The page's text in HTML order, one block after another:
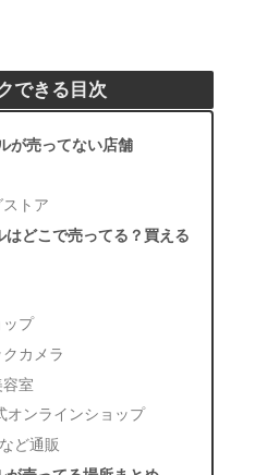
できる目次
が売ってない店舗
トア
はどこで売ってる？買える
プ
カメラ
室
オンラインショップ
ど通販